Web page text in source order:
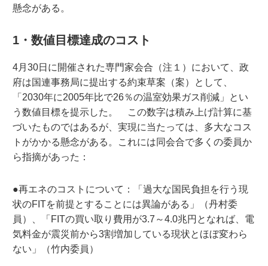
懸念がある。
1・数値目標達成のコスト
4月30日に開催された専門家会合（注１）において、政
府は国連事務局に提出する約束草案（案）として、
「2030年に2005年比で26％の温室効果ガス削減」とい
う数値目標を提示した。 この数字は積み上げ計算に基
づいたものではあるが、実現に当たっては、多大なコス
トがかかる懸念がある。これには同会合で多くの委員か
ら指摘があった：
●再エネのコストについて：「過大な国民負担を行う現
状のFITを前提とすることには異論がある」（丹村委
員）、「FITの買い取り費用が3.7～4.0兆円となれば、電
気料金が震災前から3割増加している現状とほぼ変わら
ない」（竹内委員）